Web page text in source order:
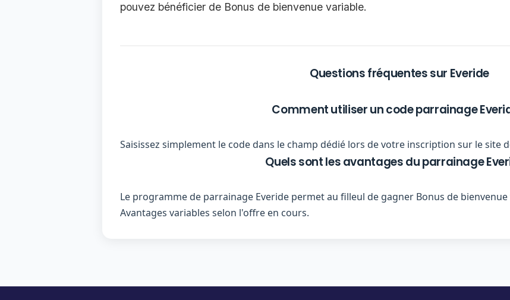
pouvez bénéficier de Bonus de bienvenue variable.
Questions fréquentes sur Everide
Comment utiliser un code parrainage
Saisissez simplement le code dans le champ dédié lors de votre inscription sur le site
Quels sont les avantages du parrainage
Le programme de parrainage Everide permet au filleul de gagner Bonus de
Avantages variables selon l'offre en cours.